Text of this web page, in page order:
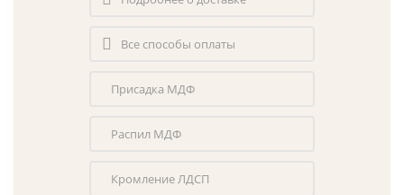
Все способы оплаты
Присадка МДФ
Распил МДФ
Кромление ЛДСП